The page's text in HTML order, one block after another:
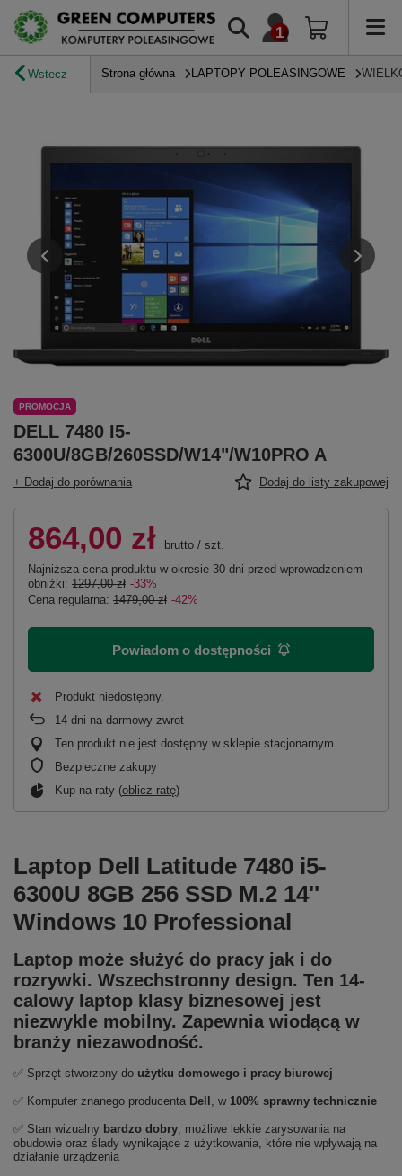
Wstecz Strona główna LAPTOPY POLEASINGOWE
PROMOCJA
DELL 7480 I5-
6300U/8GB/260SSD/W14"/W10PRO A
+ Dodaj do porównania Dodaj do listy zakupowej
864,00 zł brutto / szt.
Najniższa cena produktu w okresie 30 dni przed wprowadzeniem
obniżki: 1297,00 zł -33%
Cena regularna: 1479,00 zł -42%
Powiadom o dostępności
Produkt niedostępny
14 dni na darmowy zwrot
Ten produkt nie jest dostępny w sklepie stacjonarnym
Bezpieczne zakupy
Kup na raty (oblicz ratę)
Laptop Dell Latitude 7480 i5-
6300U 8GB 256 SSD M.2 14''
Windows 10 Professional
Laptop może służyć do pracy jak i do
rozrywki. Wszechstronny design. Ten 14-
calowy laptop klasy biznesowej jest
niezwykle mobilny. Zapewnia wiodącą w
branży niezawodność.
✅ Sprzęt stworzony do użytku domowego i pracy biurowej
✅ Komputer znanego producenta Dell , w 100% sprawny technicznie
✅ Stan wizualny bardzo dobry, możliwe lekkie zarysowania na
obudowie oraz ślady wynikające z użytkowania, które nie wpływają na
działanie urządzenia